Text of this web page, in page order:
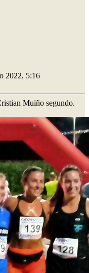
2022, 5:16
Muiño segundo.